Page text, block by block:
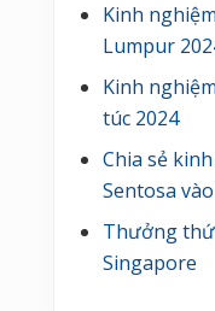
Kinh
Lumpur
Kinh
túc 2024
Chia sẻ
Sentosa
Thưởng
Singapore